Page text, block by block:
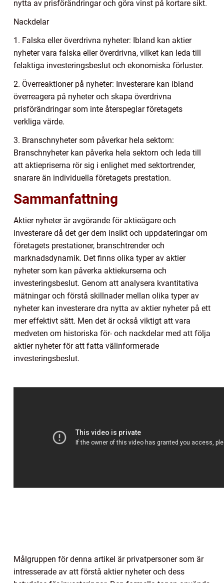
nytta av prisförändringar och göra vinst på kortare sikt.
Nackdelar
1. Falska eller överdrivna nyheter: Ibland kan aktier
nyheter vara falska eller överdrivna, vilket kan leda till
felaktiga investeringsbeslut och ekonomiska förluster.
2. Överreaktioner på nyheter: Investerare kan ibland
överreagera på nyheter och skapa överdrivna
prisförändringar som inte återspeglar företagets
verkliga värde.
3. Branschnyheter som påverkar hela sektorn:
Branschnyheter kan påverka hela sektorn och leda till
att aktiepriserna rör sig i enlighet med sektortrender,
snarare än individuella företagets prestation.
Sammanfattning
Aktier nyheter är avgörande för aktieägare och
investerare då det ger dem insikt och uppdateringar om
företagets prestationer, branschtrender och
marknadsdynamik. Det finns olika typer av aktier
nyheter som kan påverka aktiekurserna och
investeringsbeslut. Genom att analysera kvantitativa
mätningar och förstå skillnader mellan olika typer av
nyheter kan investerare dra nytta av aktier nyheter på ett
mer effektivt sätt. Men det är också viktigt att vara
medveten om historiska för- och nackdelar med att följa
aktier nyheter för att fatta välinformerade
investeringsbeslut.
Målgruppen för denna artikel är privatpersoner som är
intresserade av att förstå aktier nyheter och dess